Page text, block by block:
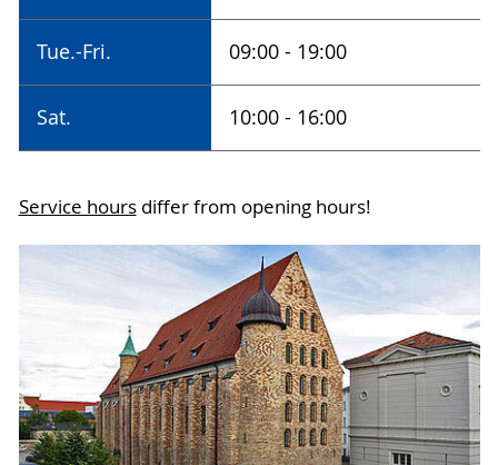
Tue.-Fri. 09:00 - 19:00
Sat. 10:00 - 16:00
Service hoursdiffer from opening hours!